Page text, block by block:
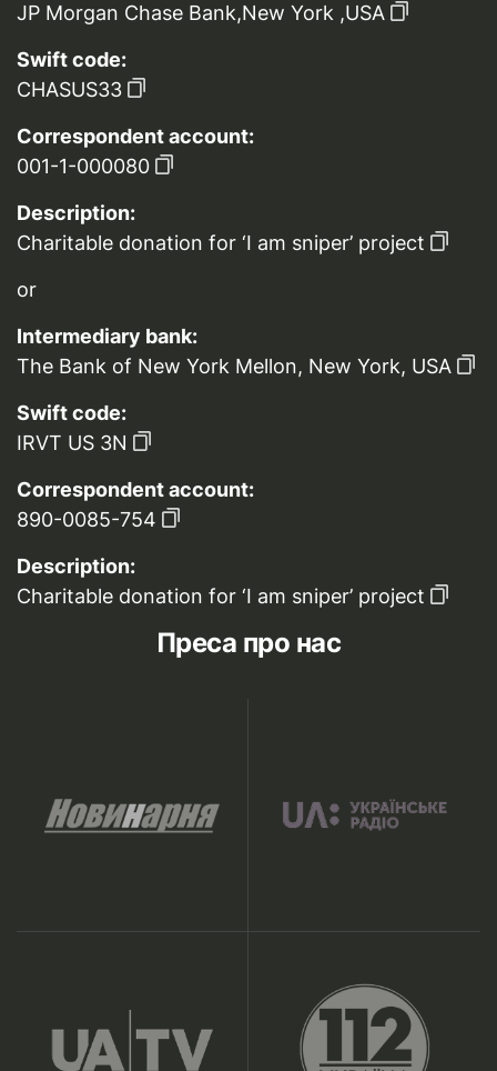
JP Morgan Chase Bank,New York ,USA
Swift code:
CHASUS33
Correspondent account:
001-1-000080
Description:
Charitable donation for ‘I am sniper’ project
or
Intermediary bank:
The Bank of New York Mellon, New York, USA
Swift code:
IRVT US 3N
Correspondent account:
890-0085-754
Description:
Charitable donation for ‘I am sniper’ project
Преса про нас